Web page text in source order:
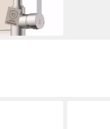
bei dir